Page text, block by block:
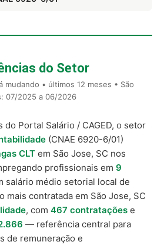
do Setor
• últimos 12 meses • São
07/2025 a 06/2026
do Portal Salário / CAGED, o setor
(CNAE 6920-6/01)
CLT em São Jose, SC nos
profissionais em 9
salário médio setorial local de
mais contratada em São Jose, SC
, com 467 contratações e
— referência central para
de remuneração e